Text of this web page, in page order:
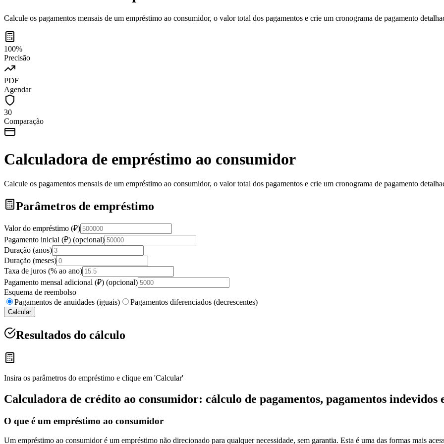
Calcule os pagamentos mensais de um empréstimo ao consumidor, o valor total dos pagamentos e crie um cronograma de pagamento
100%
Precisão
PDF
Agendar
30
Comparação
Calculadora de empréstimo ao consumidor
Calcule os pagamentos mensais de um empréstimo ao consumidor, o valor total dos pagamentos e crie um cronograma de pagamento
Parâmetros de empréstimo
Valor do empréstimo (₽)
Pagamento inicial (₽) (opcional)
Duração (anos)
Duração (meses)
Taxa de juros (% ao ano)
Pagamento mensal adicional (₽) (opcional)
Esquema de reembolso
Pagamentos de anuidades (iguais)
Pagamentos diferenciados (decrescentes)
Calcular
Resultados do cálculo
Insira os parâmetros do empréstimo e clique em 'Calcular'
Calculadora de crédito ao consumidor: cálculo de pagamentos, pagamentos indevidos
O que é um empréstimo ao consumidor
Um empréstimo ao consumidor é um empréstimo não direcionado para qualquer necessidade, sem garantia. Esta é uma das formas mais